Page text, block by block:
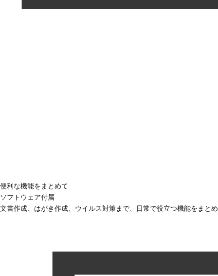
便利な機能をまとめて
ソフトウェア付属
文書作成、はがき作成、ウイルス対策まで、日常で役立つ機能をまと